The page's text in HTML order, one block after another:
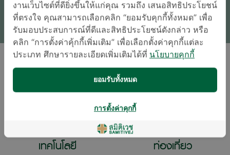
ติดต่อสอบถาม
* เจ้าหน้าที่ของโรงพยาบาลจะติดต่อท่านกลับในภายหลัง
งานอดิเรกและความสนใจ
เทคโนโลยี ท่องเที่ยว
งานเว็บไซต์ที่ดียิ่งขึ้นให้แก่คุณ รวมถึง เสนอสิทธิประโยชน์
ที่ตรงใจ คุณสามารถเลือกคลิก “ยอมรับคุกกี้ทั้งหมด” เพื่อ
รับมอบประสบการณ์ที่ดีและสิทธิประโยชน์ดังกล่าว หรือ
คลิก “การตั้งค่าคุ้กกี้เพิ่มเติม” เพื่อเลือกตั้งค่าคุกกี้แต่ละ
ประเภท ศึกษารายละเอียดเพิ่มเติมได้ที่ นโยบายคุกกี้
ยอมรับทั้งหมด
การตั้งค่าคุกกี้